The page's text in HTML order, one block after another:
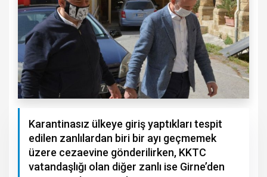
Karantinasız ülkeye giriş yaptıkları tespit
edilen zanlılardan biri bir ayı geçmemek
üzere cezaevine gönderilirken, KKTC
vatandaşlığı olan diğer zanlı ise Girne’den